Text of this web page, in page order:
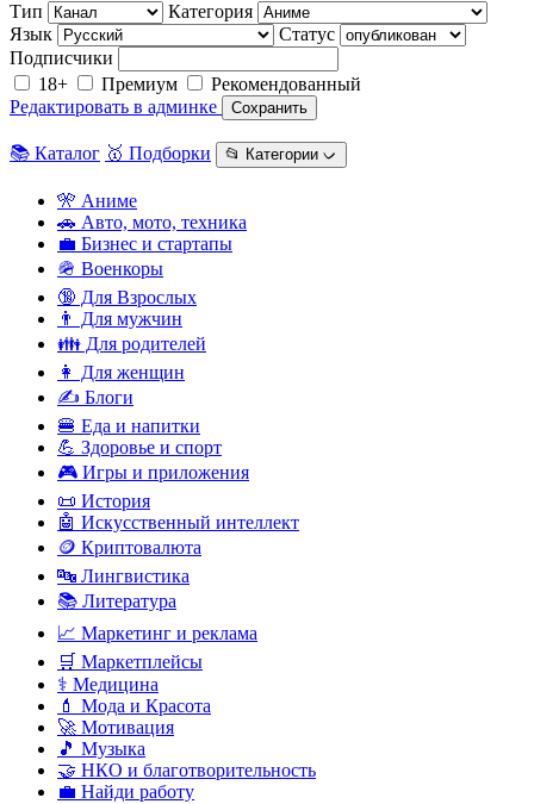
Тип
Категория
Язык
Статус
Подписчики
18+
Премиум
Рекомендованный
Редактировать в админке
Сохранить
📚 Каталог 🥇 Подборки 📂 Категории ᨆ
🎌 Аниме
🚗 Авто, мото, техника
💼 Бизнес и стартапы
🪖 Военкоры
🔞 Для Взрослых
👨 Для мужчин
👪 Для родителей
👩 Для женщин
✍️ Блоги
🍔 Еда и напитки
💪 Здоровье и спорт
🎮 Игры и приложения
📜 История
🤖 Искусственный интеллект
🪙 Криптовалюта
🔤 Лингвистика
📚 Литература
📈 Маркетинг и реклама
🛒 Маркетплейсы
⚕️ Медицина
💄 Мода и Красота
🚀 Мотивация
🎵 Музыка
🤝 НКО и благотворительность
💼 Найди работу